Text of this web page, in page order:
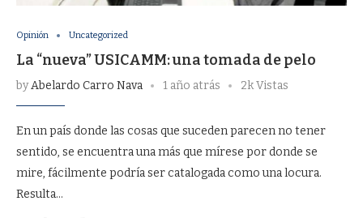
Opinión Uncategorized
La “nueva” USICAMM: una tomada de pelo
byAbelardo Carro Nava 1 año atrás 2k Vistas
En un país donde las cosas que suceden parecen no tener
sentido, se encuentra una más que mírese por donde se
mire, fácilmente podría ser catalogada como una locura.
Resulta…